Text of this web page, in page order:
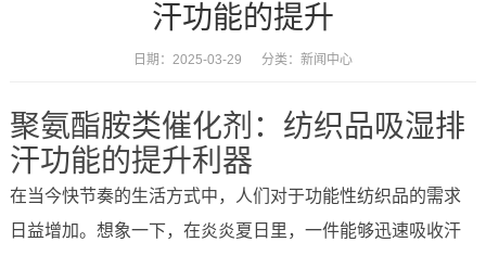
汗功能的提升
日期：2025-03-29 分类： 新闻中心
聚氨酯胺类催化剂：纺织品吸湿排
汗功能的提升利器
在当今快节奏的生活方式中，人们对于功能性纺织品的需求
日益增加。想象一下，在炎炎夏日里，一件能够迅速吸收汗